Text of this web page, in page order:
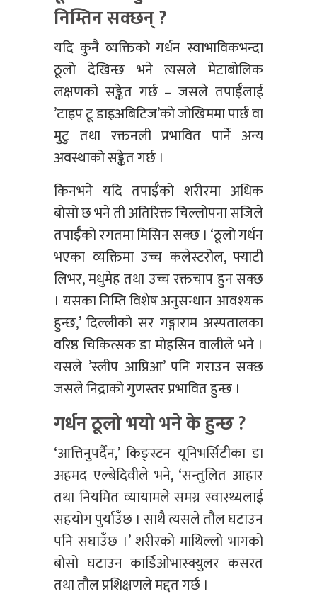
निम्तिन सक्छन् ?
यदि कुनै व्यक्तिको गर्धन स्वाभाविकभन्दा
ठूलो देखिन्छ भने त्यसले मेटाबोलिक
लक्षणको सङ्केत गर्छ – जसले तपाईँलाई
’टाइप टू डाइअबिटिज’को जोखिममा पार्छ वा
मुटु तथा रक्तनली प्रभावित पार्ने अन्य
अवस्थाको सङ्केत गर्छ ।
किनभने यदि तपाईँको शरीरमा अधिक
बोसो छ भने ती अतिरिक्त चिल्लोपना सजिले
तपाईँको रगतमा मिसिन सक्छ । ‘ठूलो गर्धन
भएका व्यक्तिमा उच्च कलेस्टरोल, फ्याटी
लिभर, मधुमेह तथा उच्च रक्तचाप हुन सक्छ
। यसका निम्ति विशेष अनुसन्धान आवश्यक
हुन्छ,’ दिल्लीको सर गङ्गाराम अस्पतालका
वरिष्ठ चिकित्सक डा मोहसिन वालीले भने ।
यसले ’स्लीप आप्निआ’ पनि गराउन सक्छ
जसले निद्राको गुणस्तर प्रभावित हुन्छ ।
गर्धन ठूलो भयो भने के हुन्छ ?
‘आत्तिनुपर्दैन,’ किङ्स्टन यूनिभर्सिटीका डा
अहमद एल्बेदिवीले भने, ‘सन्तुलित आहार
तथा नियमित व्यायामले समग्र स्वास्थ्यलाई
सहयोग पुर्याउँछ । साथै त्यसले तौल घटाउन
पनि सघाउँछ ।’ शरीरको माथिल्लो भागको
बोसो घटाउन कार्डिओभास्क्युलर कसरत
तथा तौल प्रशिक्षणले मद्दत गर्छ ।